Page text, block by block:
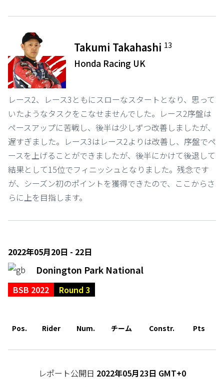
Takumi Takahashi 13
Honda Racing UK
レース2、レース3ともにスローなスタートとなり、思って
いたようなタスクをこなせませんでした。レース2序盤は
ペースアップに苦戦し、後半は少しずつ改善しましたが、
遅すぎました。レース3はレース2よりは改善し、序盤でペ
ースを上げることができましたが、後半にかけて後退して
結果として15位でフィニッシュとなりました。残念です
が、シーズン初のポイントを獲得できたので、ここからさ
らに上を目指します。
2022年05月20日 - 22日
Donington Park National
BSB 2022 Round 3
Pos. Rider Num. チーム Constr. Pts
レポート公開日 2022年05月23日 GMT+0